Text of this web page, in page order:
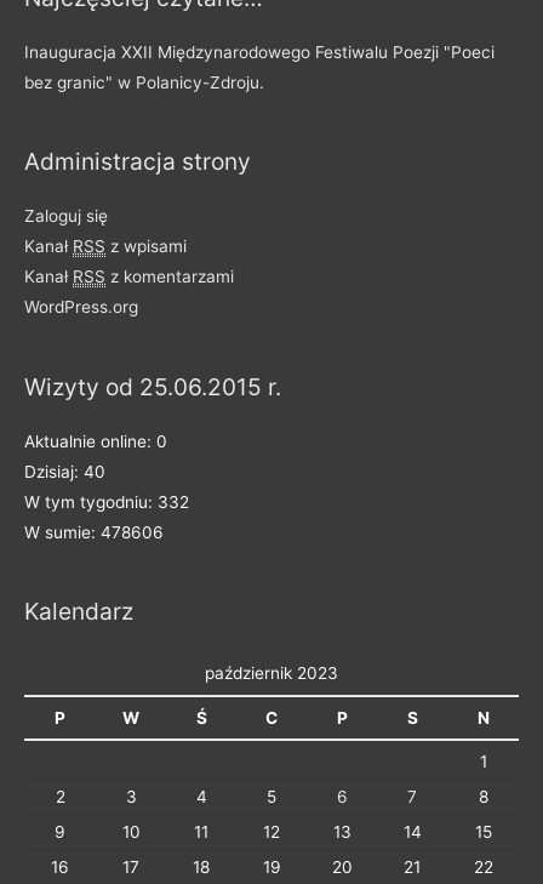
e
k
e
g
i
Inauguracja XXII Międzynarodowego Festiwalu Poezji "Poeci
bez granic" w Polanicy-Zdroju.
Administracja strony
Zaloguj się
Kanał RSS z wpisami
Kanał RSS z komentarzami
WordPress.org
Wizyty od 25.06.2015 r.
Aktualnie online: 0
Dzisiaj: 40
W tym tygodniu: 332
W sumie: 478606
Kalendarz
październik 2023
P W Ś C P S N
1
2
3 4 5 6 7
8
9
10 11 12 13 14
15
16
17 18 19 20 21 22